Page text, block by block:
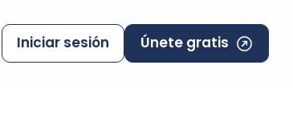
Iniciar sesión Únete gratis